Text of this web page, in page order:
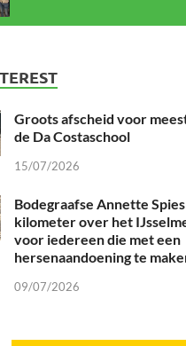
Groots afscheid voor
de Da Costaschool
15/07/2026
Bodegraafse Annette
kilometer over het
voor iedereen die met een
hersenaandoening te
09/07/2026